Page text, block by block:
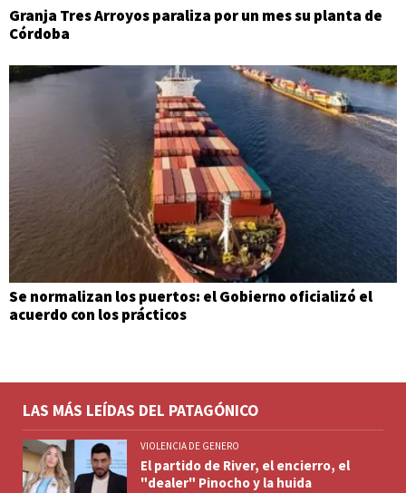
Granja Tres Arroyos paraliza por un mes su planta de
Córdoba
Se normalizan los puertos: el Gobierno oficializó el
acuerdo con los prácticos
LAS MÁS LEÍDAS DEL PATAGÓNICO
VIOLENCIA DE GENERO
El partido de River, el encierro, el
"dealer" Pinocho y la huida